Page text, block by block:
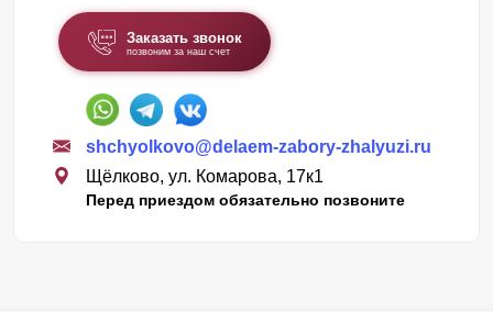
Заказать звонок
позвоним за наш счет
shchyolkovo@delaem-zabory-zhalyuzi.ru
Щёлково, ул. Комарова, 17к1
Перед приездом обязательно позвоните